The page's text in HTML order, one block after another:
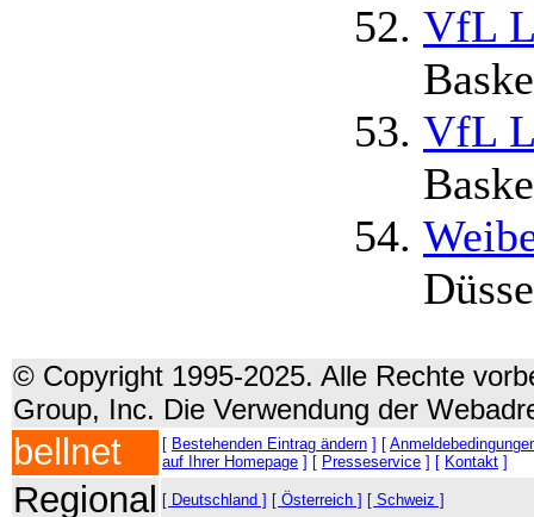
VfL
VfL
© Copyright 1995-2025. Alle Rechte
Group, Inc. Die Verwendung der
bellnet [ Bestehenden Eintrag ändern ] [
auf Ihrer Homepage ] [ Presseservice ] [ Kontakt ]
Regional [ Deutschland ] [ Österreich ] [ Schweiz ]